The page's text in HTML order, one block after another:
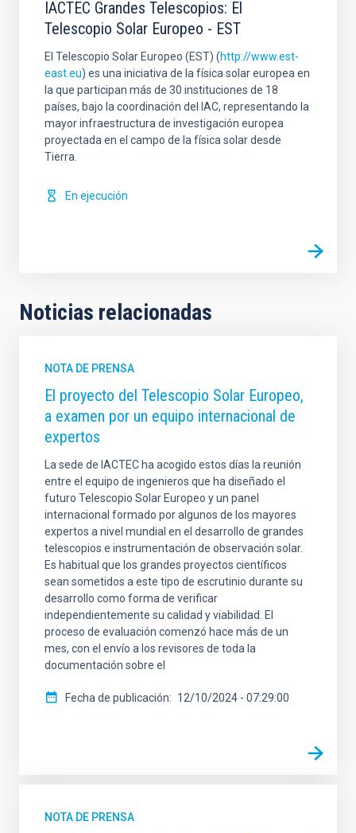
IACTEC Grandes Telescopios: El
Telescopio Solar Europeo - EST
El Telescopio Solar Europeo (EST) (http://www.est-
east.eu) es una iniciativa de la física solar europea en
la que participan más de 30 instituciones de 18
países, bajo la coordinación del IAC, representando la
mayor infraestructura de investigación europea
proyectada en el campo de la física solar desde
Tierra.
En ejecución
Noticias relacionadas
NOTA DE PRENSA
El proyecto del Telescopio Solar Europeo,
a examen por un equipo internacional de
expertos
La sede de IACTEC ha acogido estos días la reunión
entre el equipo de ingenieros que ha diseñado el
futuro Telescopio Solar Europeo y un panel
internacional formado por algunos de los mayores
expertos a nivel mundial en el desarrollo de grandes
telescopios e instrumentación de observación solar.
Es habitual que los grandes proyectos científicos
sean sometidos a este tipo de escrutinio durante su
desarrollo como forma de verificar
independientemente su calidad y viabilidad. El
proceso de evaluación comenzó hace más de un
mes, con el envío a los revisores de toda la
documentación sobre el
Fecha de publicación 12/10/2024 - 07:29:00
NOTA DE PRENSA